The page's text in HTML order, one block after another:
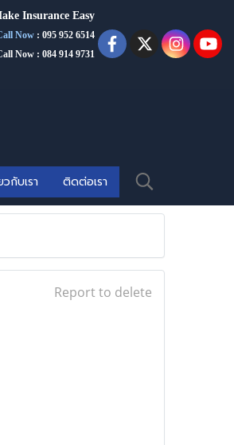
Insurance Easy
Now : 095 952 6514
Now : 084 914 9731
วกับเรา ติดต่อเรา
Report to delete